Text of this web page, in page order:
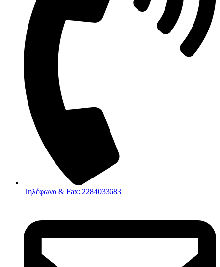
Τηλέφωνο & Fax: 2284033683